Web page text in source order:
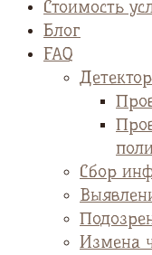
Стоимость
Блог
FAQ
Сбор
Измена